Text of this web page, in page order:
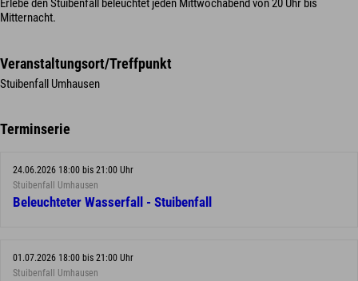
Erlebe den Stuibenfall beleuchtet jeden Mittwochabend von 20 Uhr bis
Mitternacht.
Veranstaltungsort/Treffpunkt
Stuibenfall Umhausen
Terminserie
24.06.2026 18:00 bis 21:00 Uhr
Stuibenfall Umhausen
Beleuchteter Wasserfall - Stuibenfall
01.07.2026 18:00 bis 21:00 Uhr
Stuibenfall Umhausen